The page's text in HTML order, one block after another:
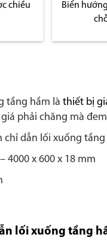
ra vào
Biển báo
tròn (các
tầng hầm là thiết bị
phải chăng mà
chỉ dẫn lối xuống
4000 x 600 x 18 mm
lối xuống tầng